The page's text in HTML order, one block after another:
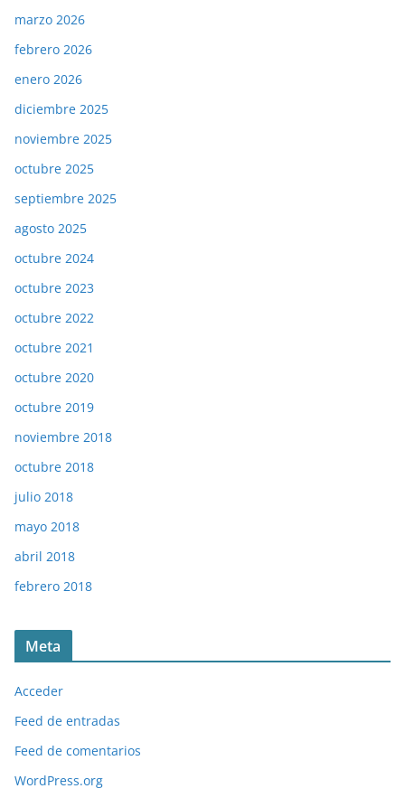
marzo 2026
febrero 2026
enero 2026
diciembre 2025
noviembre 2025
octubre 2025
septiembre 2025
agosto 2025
octubre 2024
octubre 2023
octubre 2022
octubre 2021
octubre 2020
octubre 2019
noviembre 2018
octubre 2018
julio 2018
mayo 2018
abril 2018
febrero 2018
Meta
Acceder
Feed de entradas
Feed de comentarios
WordPress.org